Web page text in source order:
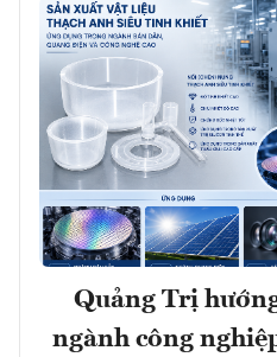
Quảng Trị
ngành công